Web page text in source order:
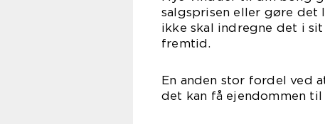
salgsprisen eller gøre
ikke skal indregne det i
En anden stor fordel ved
det kan få ejendommen